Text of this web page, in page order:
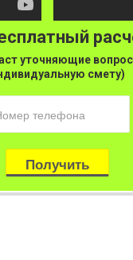
уточняющие
смету)